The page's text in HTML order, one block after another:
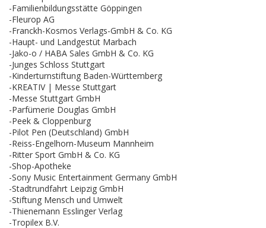
-Familienbildungsstätte Göppingen
-Fleurop AG
-Franckh-Kosmos Verlags-GmbH & Co. KG
-Haupt- und Landgestüt Marbach
-Jako-o / HABA Sales GmbH & Co. KG
-Junges Schloss Stuttgart
-Kinderturnstiftung Baden-Württemberg
-KREATIV | Messe Stuttgart
-Messe Stuttgart GmbH
-Parfümerie Douglas GmbH
-Peek & Cloppenburg
-Pilot Pen (Deutschland) GmbH
-Reiss-Engelhorn-Museum Mannheim
-Ritter Sport GmbH & Co. KG
-Shop-Apotheke
-Sony Music Entertainment Germany GmbH
-Stadtrundfahrt Leipzig GmbH
-Stiftung Mensch und Umwelt
-Thienemann Esslinger Verlag
-Tropilex B.V.